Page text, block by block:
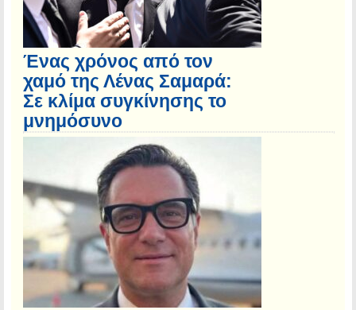
Ένας χρόνος από τον
χαμό της Λένας Σαμαρά:
Σε κλίμα συγκίνησης το
μνημόσυνο